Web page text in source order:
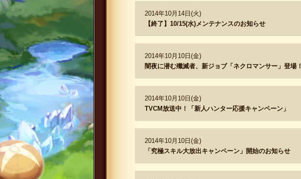
2014年10月14日(火)
【終了】10/15(水)メンテナンスのお知らせ
2014年10月10日(金)
闇夜に潜む殲滅者、新ジョブ「ネクロマンサー」登場！
2014年10月10日(金)
TVCM放送中！「新人ハンター応援キャンペーン」
2014年10月10日(金)
「究極スキル大放出キャンペーン」開始のお知らせ